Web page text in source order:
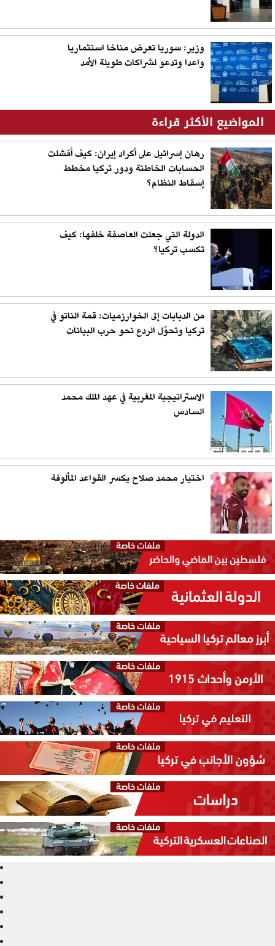
وزير: سوريا تعرض مناخا استثماريا
واعدا وتدعو لشراكات طويلة الأمد
المواضيع الأكثر قراءة
رهان إسرائيل على أكراد إيران: كيف أفشلت
الحسابات الخاطئة ودور تركيا مخطط
إسقاط النظام؟
الدولة التي جعلت العاصفة خلفها: كيف
تكسب تركيا؟
من الدبابات إلى الخوارزميات: قمة الناتو في
تركيا وتحوّل الردع نحو حرب البيانات
الاستراتيجية المغربية في عهد الملك محمد
السادس
اختيار محمد صلاح يكسر القواعد المألوفة